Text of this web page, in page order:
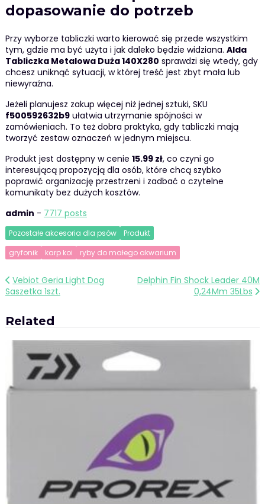
dopasowanie do potrzeb
Przy wyborze tabliczki warto kierować się przede wszystkim
tym, gdzie ma być użyta i jak daleko będzie widziana. Alda
Tabliczka Metalowa Duża 140X280 sprawdzi się wtedy, gdy
chcesz uniknąć sytuacji, w której treść jest zbyt mała lub
niewyraźna.
Jeżeli planujesz zakup więcej niż jednej sztuki, SKU
f500592632b9ułatwia utrzymanie spójności w
zamówieniach. To też dobra praktyka, gdy tabliczki mają
tworzyć zestaw oznaczeń w jednym miejscu.
Produkt jest dostępny w cenie 15.99 zł, co czyni go
interesującą propozycją dla osób, które chcą szybko
poprawić organizację przestrzeni i zadbać o czytelne
komunikaty bez dużych kosztów.
admin - 7717 posts
Pozostałe akcesoria dla psów
Produkt
gryfonik
karp koi ryby do małego akwarium
Nawigacja
wpisu
Vebiot Geria Light Dog
Saszetka 1szt.
Delphin Fin Shock Leader 40M
0,24Mm 35Lbs
Related